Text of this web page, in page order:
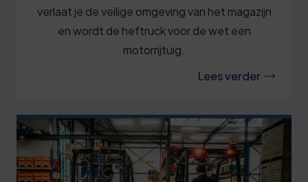
verlaat je de veilige omgeving van het magazijn
en wordt de heftruck voor de wet een
motorrijtuig.
Lees verder